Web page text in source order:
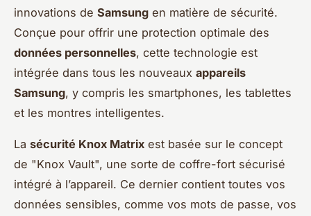
innovations de Samsung en matière de sécurité.
Conçue pour offrir une protection optimale des
données personnelles, cette technologie est
intégrée dans tous les nouveaux appareils
Samsung, y compris les smartphones, les tablettes
et les montres intelligentes.
La sécurité Knox Matrix est basée sur le concept
de "Knox Vault", une sorte de coffre-fort sécurisé
intégré à l’appareil. Ce dernier contient toutes vos
données sensibles, comme vos mots de passe, vos